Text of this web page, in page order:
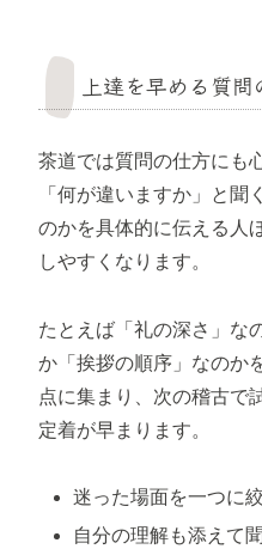
上達を早める質問
茶道では質問の仕方にも
「何が違いますか」と聞
のかを具体的に伝える人
しやすくなります。
たとえば「礼の深さ」な
か「挨拶の順序」なのか
点に集まり、次の稽古で
定着が早まります。
迷った場面を一つに
自分の理解も添えて聞